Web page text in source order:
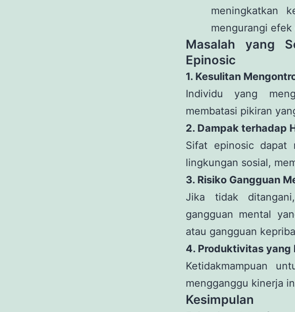
meningkatkan
mengurangi efek
Masalah yang
Epinosic
1. Kesulitan
Individu yang
membatasi pikiran
2. Dampak terhadap
Sifat epinosic dapat
lingkungan sosial,
3. Risiko Gangguan
Jika tidak
gangguan mental
atau gangguan
4. Produktivitas yang
Ketidakmampuan
mengganggu kinerja
Kesimpulan